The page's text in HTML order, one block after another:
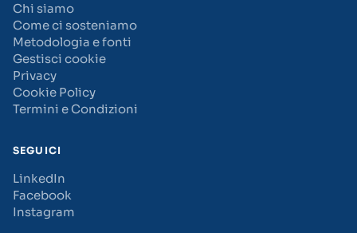
Chi siamo
Come ci sosteniamo
Metodologia e fonti
Gestisci cookie
Privacy
Cookie Policy
Termini e Condizioni
SEGUICI
LinkedIn
Facebook
Instagram